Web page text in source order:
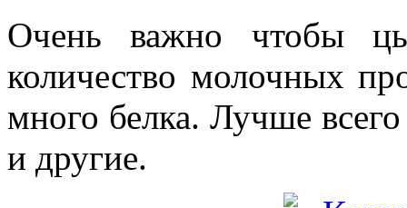
Очень важно чтобы
количество молочных
много белка. Лучше
и другие.